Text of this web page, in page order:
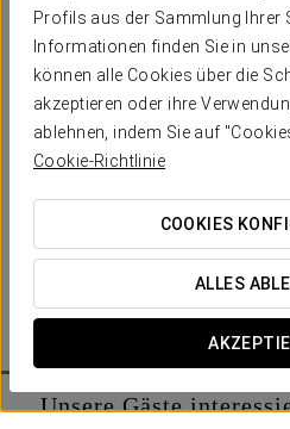
Profils aus der Sammlung Ihrer
Informationen finden Sie in
können alle Cookies über die
akzeptieren oder ihre
ablehnen, indem Sie auf
Cookie-Richtlinie
COOKIES
ALLES
35€
Romantisches
Ihren Partner vorbereitet haben.
-Obstspieße.
Unsere Gäste